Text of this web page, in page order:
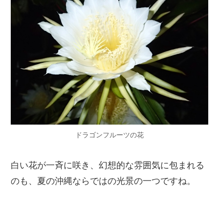
ドラゴンフルーツの花
白い花が一斉に咲き、幻想的な雰囲気に包まれる
のも、夏の沖縄ならではの光景の一つですね。